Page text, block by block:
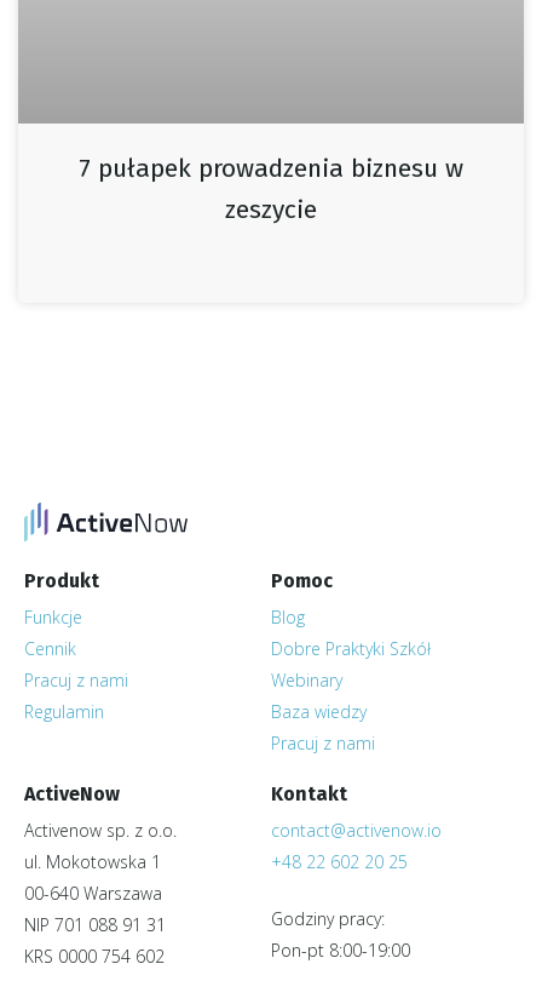
7 pułapek prowadzenia biznesu w
zeszycie
Produkt
Funkcje
Cennik
Pracuj z nami
Regulamin
Pomoc
Blog
Dobre Praktyki Szkół
Webinary
Baza wiedzy
Pracuj z nami
ActiveNow
Activenow sp. z o.o.
ul. Mokotowska 1
00-640 Warszawa
NIP 701 088 91 31
KRS 0000 754 602
Kontakt
contact@activenow.io
+48 22 602 20 25
Godziny pracy:
Pon-pt 8:00-19:00